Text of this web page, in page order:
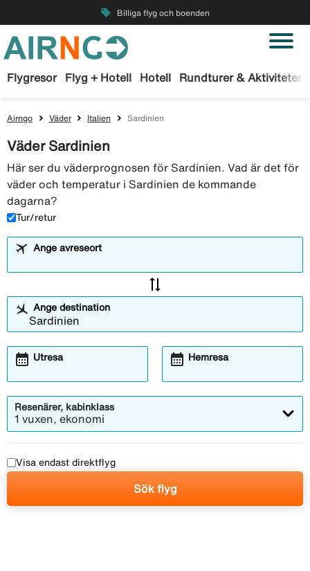
local_offer Billiga flyg och boenden
Flygresor Flyg + Hotell Hotell Rundturer & Aktiviteter
Airngo Väder Italien Sardinien
Väder Sardinien
Här ser du väderprognosen för Sardinien. Vad är det för
väder och temperatur i Sardinien de kommande
dagarna?
Tur/retur
Ange avreseort
sync_alt
Ange destination
Utresa
calendar_month Hemresa
calendar_month
Resenärer, kabinklass
1 vuxen, ekonomi
Visa endast direktflyg
Sök flyg